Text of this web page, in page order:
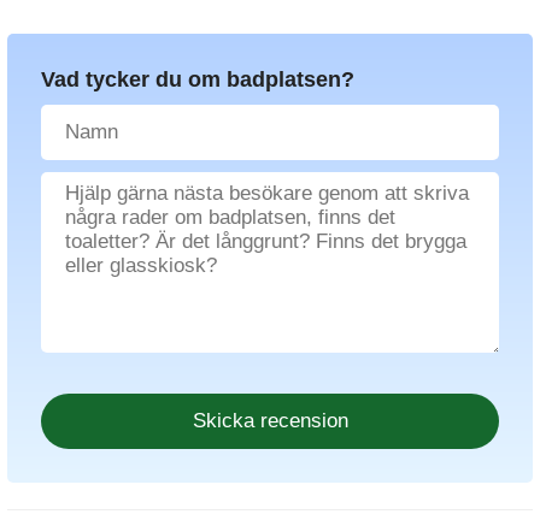
Vad tycker du om badplatsen?